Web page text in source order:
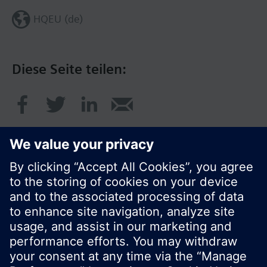
Diese Seite teilen:
HQEU (de)
© Siemens Schweiz AG 2017
Produktangebot und Preise können pro Land
variieren.